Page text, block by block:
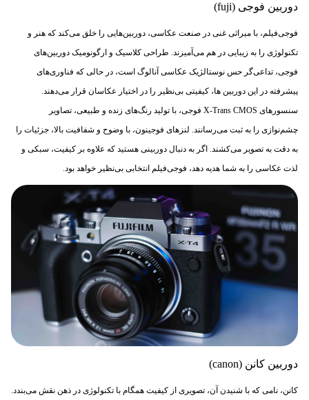
دوربین فوجی (fuji)
فوجی‌فیلم، با میراثی غنی در صنعت عکاسی، دوربین‌هایی را خلق می‌کند که هنر و
تکنولوژی را به زیبایی در هم می‌آمیزند. طراحی کلاسیک و ارگونومیک دوربین‌های
فوجی، تداعی‌گر حس نوستالژیک عکاسی آنالوگ است، در حالی که فناوری‌های
پیشرفته در این دوربین ها، کیفیتی بی‌نظیر را در اختیار عکاسان قرار می‌دهند.
سنسورهای X-Trans CMOS فوجی، با تولید رنگ‌های زنده و طبیعی، تصاویر
چشم‌نوازی را به ثبت می‌رسانند. لنزهای فوجینون، با وضوح و شفافیت بالا، جزئیات را
به دقت به تصویر می‌کشند. اگر به دنبال دوربینی هستید که علاوه بر کیفیت، سبکی و
لذت عکاسی را به شما هدیه دهد، فوجی‌فیلم انتخابی بی‌نظیر خواهد بود.
دوربین کانن (canon)
کانن، نامی که با شنیدن آن، تصویری از کیفیت همگام با تکنولوژی در ذهن نقش می‌بندد.